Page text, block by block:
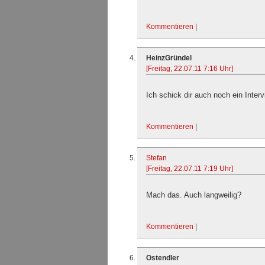
Kommentieren
HeinzGründel
[Freitag, 22.07.11 7:16 Uhr]
Ich schick dir auch noch ein
Kommentieren
Stefan
[Freitag, 22.07.11 7:19 Uhr]
Mach das. Auch langweilig?
Kommentieren
Ostendler